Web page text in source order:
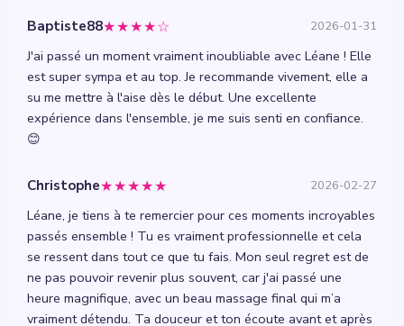
Baptiste88★★★★☆ 2026-01-31
J'ai passé un moment vraiment inoubliable avec Léane ! Elle
est super sympa et au top. Je recommande vivement, elle a
su me mettre à l'aise dès le début. Une excellente
expérience dans l'ensemble, je me suis senti en confiance.
😊
Christophe★★★★★ 2026-02-27
Léane, je tiens à te remercier pour ces moments incroyables
passés ensemble ! Tu es vraiment professionnelle et cela
se ressent dans tout ce que tu fais. Mon seul regret est de
ne pas pouvoir revenir plus souvent, car j'ai passé une
heure magnifique, avec un beau massage final qui m’a
vraiment détendu. Ta douceur et ton écoute avant et après